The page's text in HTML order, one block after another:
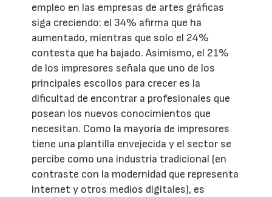
empleo en las empresas de artes gráficas
siga creciendo: el 34% afirma que ha
aumentado, mientras que solo el 24%
contesta que ha bajado. Asimismo, el 21%
de los impresores señala que uno de los
principales escollos para crecer es la
dificultad de encontrar a profesionales que
posean los nuevos conocimientos que
necesitan. Como la mayoría de impresores
tiene una plantilla envejecida y el sector se
percibe como una industria tradicional (en
contraste con la modernidad que representa
internet y otros medios digitales), es